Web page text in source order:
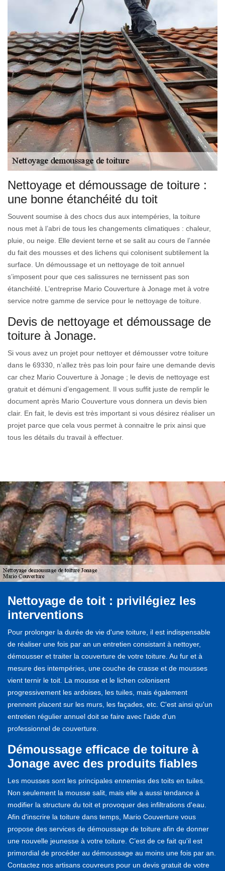
Nettoyage et démoussage de toiture :
une bonne étanchéité du toit
Souvent soumise à des chocs dus aux intempéries, la toiture
nous met à l’abri de tous les changements climatiques : chaleur,
pluie, ou neige. Elle devient terne et se salit au cours de l’année
du fait des mousses et des lichens qui colonisent subtilement la
surface. Un démoussage et un nettoyage de toit annuel
s’imposent pour que ces salissures ne ternissent pas son
étanchéité. L’entreprise Mario Couverture à Jonage met à votre
service notre gamme de service pour le nettoyage de toiture.
Devis de nettoyage et démoussage de
toiture à Jonage.
Si vous avez un projet pour nettoyer et démousser votre toiture
dans le 69330, n’allez très pas loin pour faire une demande devis
car chez Mario Couverture à Jonage ; le devis de nettoyage est
gratuit et démuni d’engagement. Il vous suffit juste de remplir le
document après Mario Couverture vous donnera un devis bien
clair. En fait, le devis est très important si vous désirez réaliser un
projet parce que cela vous permet à connaitre le prix ainsi que
tous les détails du travail à effectuer.
Nettoyage de toit : privilégiez les
interventions
Pour prolonger la durée de vie d'une toiture, il est indispensable
de réaliser une fois par an un entretien consistant à nettoyer,
démousser et traiter la couverture de votre toiture. Au fur et à
mesure des intempéries, une couche de crasse et de mousses
vient ternir le toit. La mousse et le lichen colonisent
progressivement les ardoises, les tuiles, mais également
prennent placent sur les murs, les façades, etc. C'est ainsi qu'un
entretien régulier annuel doit se faire avec l'aide d'un
professionnel de couverture.
Démoussage efficace de toiture à
Jonage avec des produits fiables
Les mousses sont les principales ennemies des toits en tuiles.
Non seulement la mousse salit, mais elle a aussi tendance à
modifier la structure du toit et provoquer des infiltrations d'eau.
Afin d'inscrire la toiture dans temps, Mario Couverture vous
propose des services de démoussage de toiture afin de donner
une nouvelle jeunesse à votre toiture. C’est de ce fait qu'il est
primordial de procéder au démoussage au moins une fois par an.
Contactez nos artisans couvreurs pour un devis gratuit de votre